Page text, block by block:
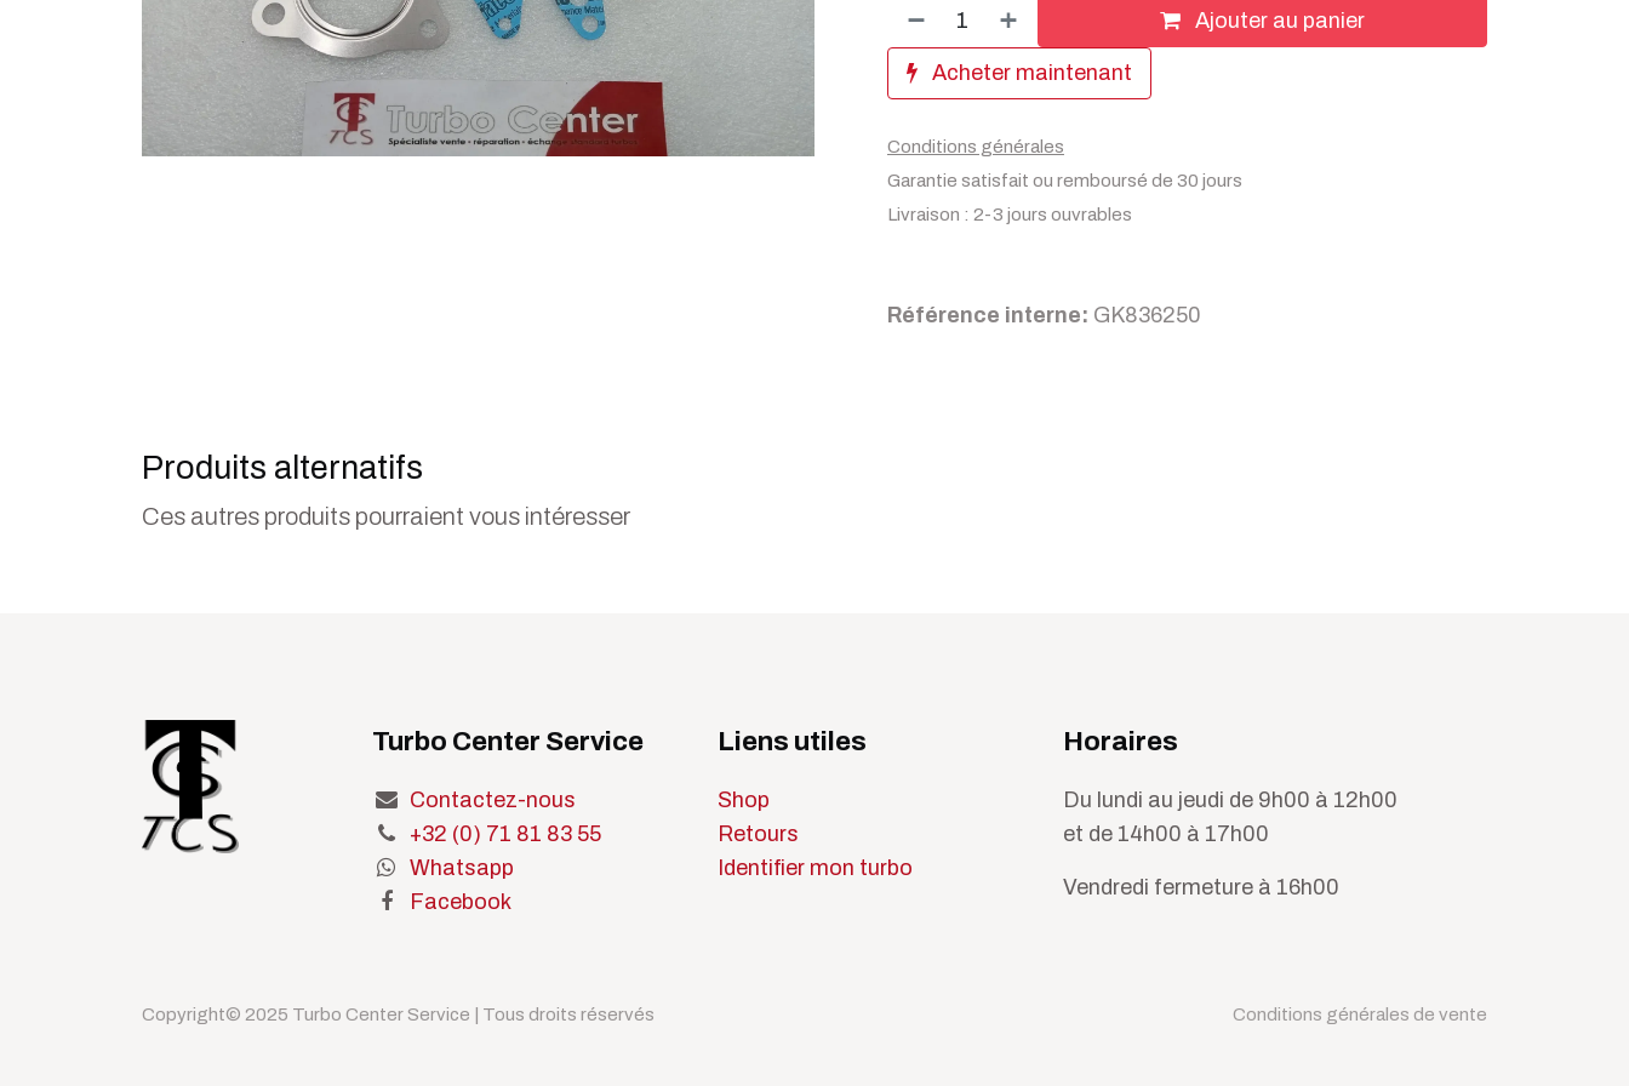
Ajouter au panier
Acheter maintenant
Conditions générales
Garantie satisfait ou remboursé de 30 jours
Livraison : 2-3 jours ouvrables
Référence interne: GK836250
Produits alternatifs
Ces autres produits pourraient vous intéresser
Turbo Center Service
Contactez-nous
+32 (0) 71 81 83 55
Whatsapp
Facebook
Liens utiles
Shop
Retours
Identifier mon turbo
Horaires
Du lundi au jeudi de 9h00 à 12h00
et de 14h00 à 17h00
Vendredi fermeture à 16h00
Copyright© 2025 Turbo Center Service | Tous droits réservés Conditions générales de vente